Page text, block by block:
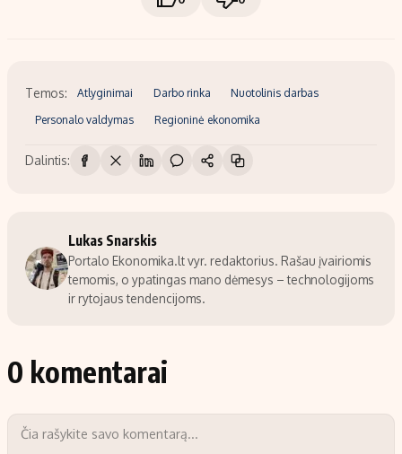
Temos: Atlyginimai Darbo rinka Nuotolinis darbas
Personalo valdymas Regioninė ekonomika
Dalintis:
Lukas Snarskis
Portalo Ekonomika.lt vyr. redaktorius. Rašau įvairiomis
temomis, o ypatingas mano dėmesys – technologijoms
ir rytojaus tendencijoms.
0 komentarai